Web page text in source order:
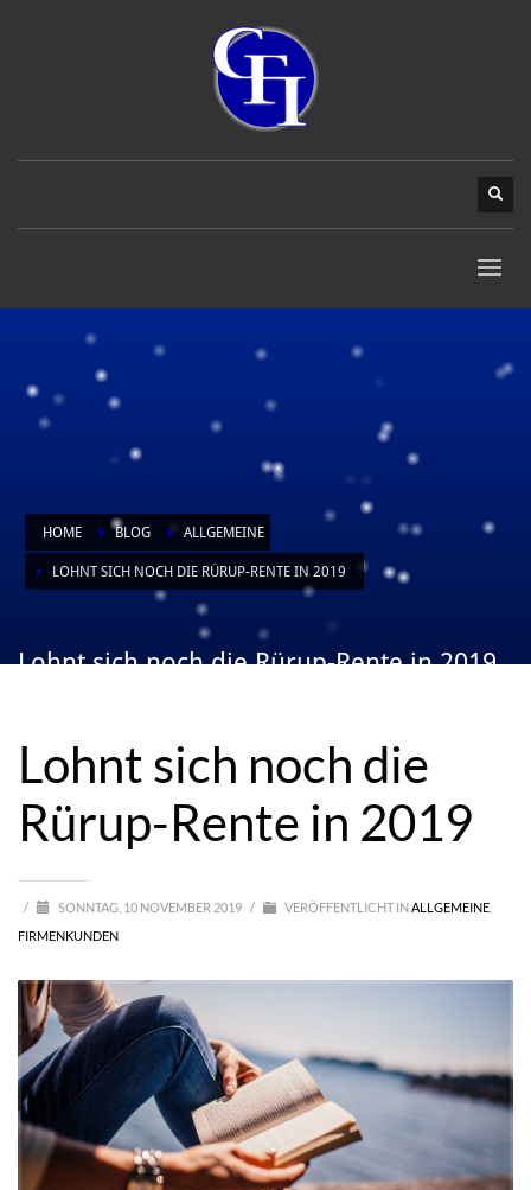
HOME BLOG ALLGEMEINE
LOHNT SICH NOCH DIE RÜRUP-RENTE IN 2019
Lohnt sich noch die Rürup-Rente in 2019
Lohnt sich noch die
Rürup-Rente in 2019
/ SONNTAG, 10 NOVEMBER 2019 / VERÖFFENTLICHT INALLGEMEINE
FIRMENKUNDEN